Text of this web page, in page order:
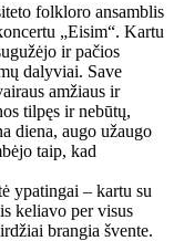
folkloro ansamblis
„Eisim“. Kartu
ir pačios
dalyviai. Save
amžiaus ir
tilpęs ir nebūtų,
diena, augo užaugo
taip, kad
ypatingai – kartu su
keliavo per visus
brangia švente.